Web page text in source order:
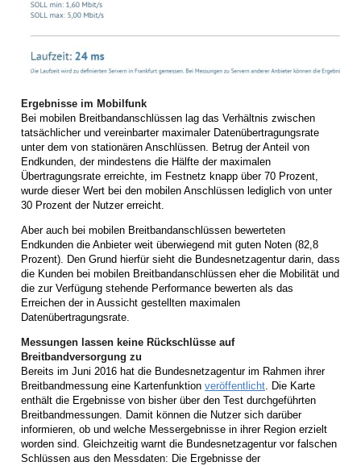
Ergebnisse im Mobilfunk
Bei mobilen Breitbandanschlüssen lag das Verhältnis zwischen
tatsächlicher und vereinbarter maximaler Datenübertragungsrate
unter dem von stationären Anschlüssen. Betrug der Anteil von
Endkunden, der mindestens die Hälfte der maximalen
Übertragungsrate erreichte, im Festnetz knapp über 70 Prozent,
wurde dieser Wert bei den mobilen Anschlüssen lediglich von unter
30 Prozent der Nutzer erreicht.
Aber auch bei mobilen Breitbandanschlüssen bewerteten
Endkunden die Anbieter weit überwiegend mit guten Noten (82,8
Prozent). Den Grund hierfür sieht die Bundesnetzagentur darin, dass
die Kunden bei mobilen Breitbandanschlüssen eher die Mobilität und
die zur Verfügung stehende Performance bewerten als das
Erreichen der in Aussicht gestellten maximalen
Datenübertragungsrate.
Messungen lassen keine Rückschlüsse auf
Breitbandversorgung zu
Bereits im Juni 2016 hat die Bundesnetzagentur im Rahmen ihrer
Breitbandmessung eine Kartenfunktion veröffentlicht. Die Karte
enthält die Ergebnisse von bisher über den Test durchgeführten
Breitbandmessungen. Damit können die Nutzer sich darüber
informieren, ob und welche Messergebnisse in ihrer Region erzielt
worden sind. Gleichzeitig warnt die Bundesnetzagentur vor falschen
Schlüssen aus den Messdaten: Die Ergebnisse der